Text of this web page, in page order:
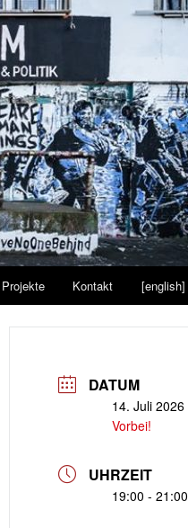
Kontakt [english]
DATUM
14. Juli 2026
Vorbei!
UHRZEIT
19:00 - 21:00